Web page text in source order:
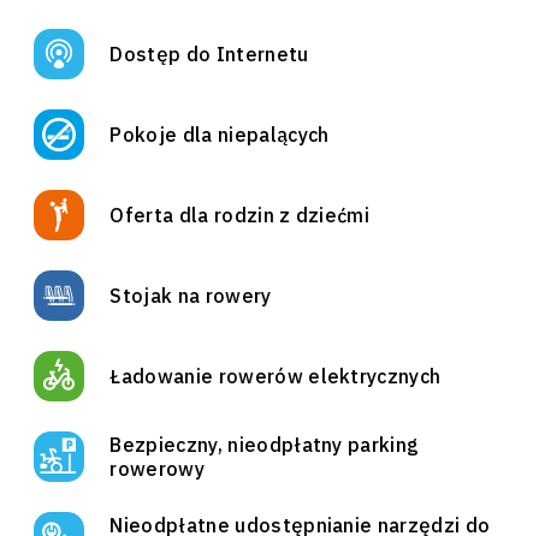
Dostęp do Internetu
Pokoje dla niepalących
Oferta dla rodzin z dziećmi
Stojak na rowery
Ładowanie rowerów elektrycznych
Bezpieczny, nieodpłatny parking
rowerowy
Nieodpłatne udostępnianie narzędzi do